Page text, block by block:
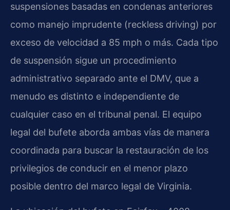
suspensiones basadas en condenas anteriores
como manejo imprudente (reckless driving) por
exceso de velocidad a 85 mph o más. Cada tipo
de suspensión sigue un procedimiento
administrativo separado ante el DMV, que a
menudo es distinto e independiente de
cualquier caso en el tribunal penal. El equipo
legal del bufete aborda ambas vías de manera
coordinada para buscar la restauración de los
privilegios de conducir en el menor plazo
posible dentro del marco legal de Virginia.